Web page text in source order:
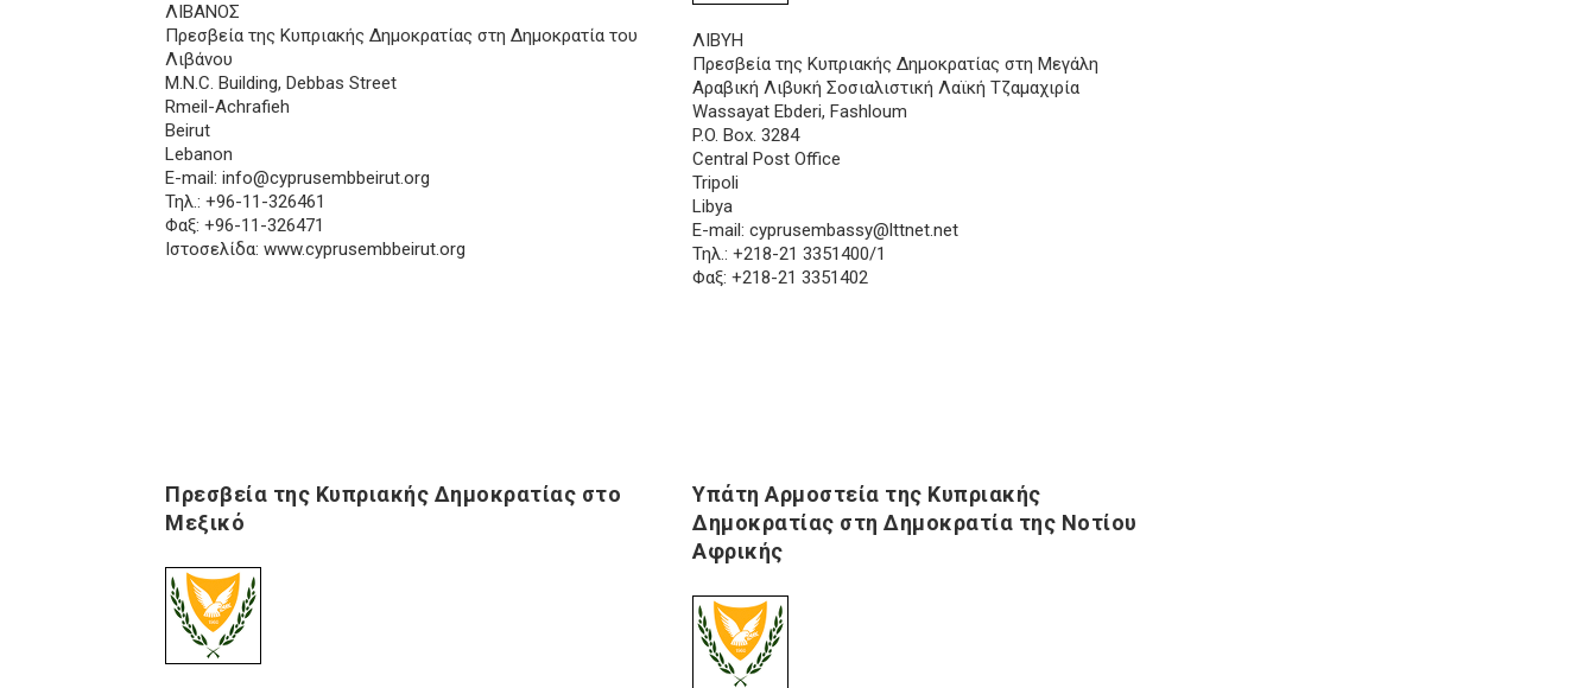
ΛΙΒΑΝΟΣ
Πρεσβεία της Κυπριακής Δημοκρατίας στη Δημοκρατία του
Λιβάνου
M.N.C. Building, Debbas Street
Rmeil-Achrafieh
Beirut
Lebanon
E-mail:info@cyprusembbeirut.org
Τηλ.: +96-11-326461
Φαξ: +96-11-326471
Ιστοσελίδα:www.cyprusembbeirut.org
ΛΙΒΥΗ
Πρεσβεία της Κυπριακής Δημοκρατίας στη Μεγάλη
Αραβική Λιβυκή Σοσιαλιστική Λαϊκή Τζαμαχιρία
Wassayat Ebderi, Fashloum
P.O. Box. 3284
Central Post Office
Tripoli
Libya
E-mail:cyprusembassy@lttnet.net
Τηλ.: +218-21 3351400/1
Φαξ: +218-21 3351402
Πρεσβεία της Κυπριακής Δημοκρατίας στο
Μεξικό
Υπάτη Αρμοστεία της Κυπριακής
Δημοκρατίας στη Δημοκρατία της Νοτίου
Αφρικής